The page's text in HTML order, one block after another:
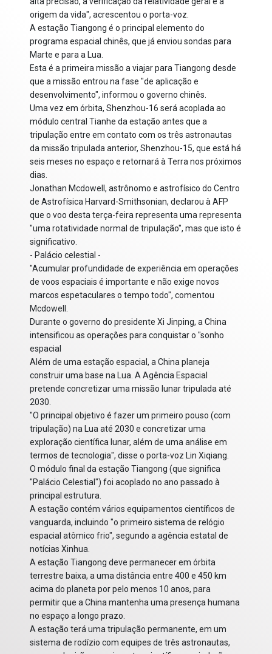
origem da vida", acrescentou o porta-voz.
A estação Tiangong é o principal elemento do
programa espacial chinês, que já enviou sondas para
Marte e para a Lua.
Esta é a primeira missão a viajar para Tiangong desde
que a missão entrou na fase "de aplicação e
desenvolvimento", informou o governo chinês.
Uma vez em órbita, Shenzhou-16 será acoplada ao
módulo central Tianhe da estação antes que a
tripulação entre em contato com os três astronautas
da missão tripulada anterior, Shenzhou-15, que está há
seis meses no espaço e retornará à Terra nos próximos
dias.
Jonathan Mcdowell, astrônomo e astrofísico do Centro
de Astrofísica Harvard-Smithsonian, declarou à AFP
que o voo desta terça-feira representa uma representa
"uma rotatividade normal de tripulação", mas que isto é
significativo.
- Palácio celestial -
"Acumular profundidade de experiência em operações
de voos espaciais é importante e não exige novos
marcos espetaculares o tempo todo", comentou
Mcdowell.
Durante o governo do presidente Xi Jinping, a China
intensificou as operações para conquistar o "sonho
espacial
Além de uma estação espacial, a China planeja
construir uma base na Lua. A Agência Espacial
pretende concretizar uma missão lunar tripulada até
2030.
"O principal objetivo é fazer um primeiro pouso (com
tripulação) na Lua até 2030 e concretizar uma
exploração científica lunar, além de uma análise em
termos de tecnologia", disse o porta-voz Lin Xiqiang.
O módulo final da estação Tiangong (que significa
"Palácio Celestial") foi acoplado no ano passado à
principal estrutura.
A estação contém vários equipamentos científicos de
vanguarda, incluindo "o primeiro sistema de relógio
espacial atômico frio", segundo a agência estatal de
notícias Xinhua.
A estação Tiangong deve permanecer em órbita
terrestre baixa, a uma distância entre 400 e 450 km
acima do planeta por pelo menos 10 anos, para
permitir que a China mantenha uma presença humana
no espaço a longo prazo.
A estação terá uma tripulação permanente, em um
sistema de rodízio com equipes de três astronautas,